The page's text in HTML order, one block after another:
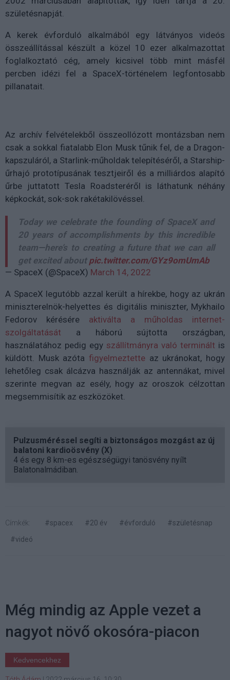
születésnapját.
A kerek évforduló alkalmából egy látványos videós
összeállítással készült a közel 10 ezer alkalmazottat
foglalkoztató cég, amely kicsivel több mint másfél
percben idézi fel a SpaceX-történelem legfontosabb
pillanatait.
Az archív felvételekből összeollózott montázsban nem
csak a sokkal fiatalabb Elon Musk tűnik fel, de a Dragon-
kapszuláról, a Starlink-műholdak telepítéséről, a Starship-
űrhajó prototípusának tesztjeiről és a milliárdos alapító
űrbe juttatott Tesla Roadsteréről is láthatunk néhány
képkockát, sok-sok rakétakilövéssel.
Today we celebrate the founding of SpaceX and
20 years of accomplishments by this incredible
team—here’s to creating a future that we can all
get excited about pic.twitter.com/GYz9omUmAb
— SpaceX (@SpaceX) March 14, 2022
A SpaceX legutóbb azzal került a hírekbe, hogy az ukrán
miniszterelnök-helyettes és digitális miniszter, Mykhailo
Fedorov kérésére aktiválta a műholdas internet-
szolgáltatását a háború sújtotta országban,
használatához pedig egy szállítmányra való terminált is
küldött. Musk azóta figyelmeztette az ukránokat, hogy
lehetőleg csak álcázva használják az antennákat, mivel
szerinte megvan az esély, hogy az oroszok célzottan
megsemmisítik az eszközöket.
Pulzusméréssel segíti a biztonságos mozgást az új
balatoni kardioösvény (X)
4 és egy 8 km-es egészségügyi tanösvény nyílt
Balatonalmádiban.
Címkék: #spacex #20 év #évforduló
#születésnap
#videó
Még mindig az Apple vezet a
nagyot növő okosóra-piacon
Kedvencekhez